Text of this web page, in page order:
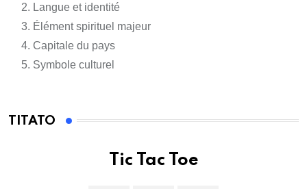
Langue et identité
Élément spirituel majeur
Capitale du pays
Symbole culturel
TITATO
Tic Tac Toe